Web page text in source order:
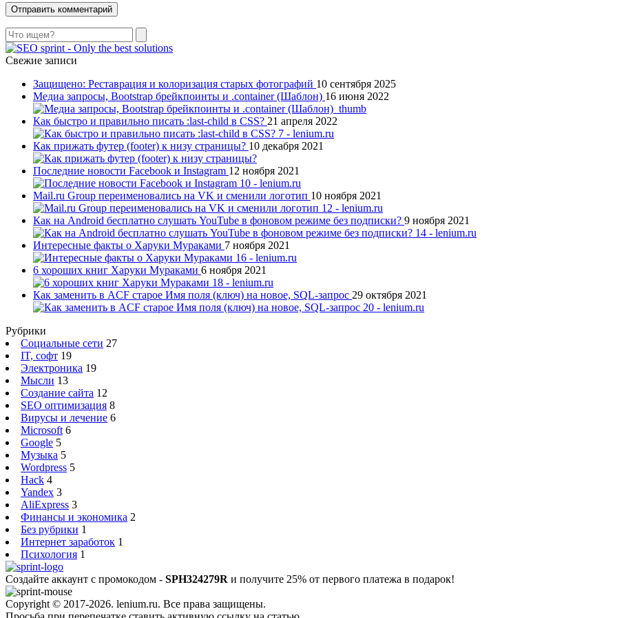
Поиск
Свежие записи
Защищено: Реставрация и колоризация старых фотографий 10 сентября 2025
Медиа запросы, Bootstrap брейкпоинты и .container (Шаблон) 16 июня 2022
Как быстро и правильно писать :last-child в CSS? 21 апреля 2022
Как прижать футер (footer) к низу страницы? 10 декабря 2021
Последние новости Facebook и Instagram 12 ноября 2021
Mail.ru Group переименовались на VK и сменили логотип 10 ноября 2021
Как на Android бесплатно слушать YouTube в фоновом режиме без подписки? 9 ноября 2021
Интересные факты о Харуки Мураками 7 ноября 2021
6 хороших книг Харуки Мураками 6 ноября 2021
Как заменить в ACF старое Имя поля (ключ) на новое, SQL-запрос 29 октября 2021
Рубрики
Социальные сети 27
IT, софт 19
Электроника 19
Мысли 13
Создание сайта 12
SEO оптимизация 8
Вирусы и лечение 6
Microsoft 6
Google 5
Музыка 5
Wordpress 5
Hack 4
Yandex 3
AliExpress 3
Финансы и экономика 2
Без рубрики 1
Интернет заработок 1
Психология 1
Создайте аккаунт с промокодом - SPH324279R и получите 25% от первого платежа в подарок!
Copyright © 2017-2026. lenium.ru. Все права защищены.